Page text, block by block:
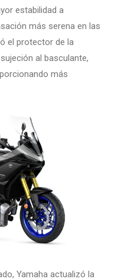
estabilidad a
más serena en las
el protector de la
al basculante,
más
Yamaha actualizó la